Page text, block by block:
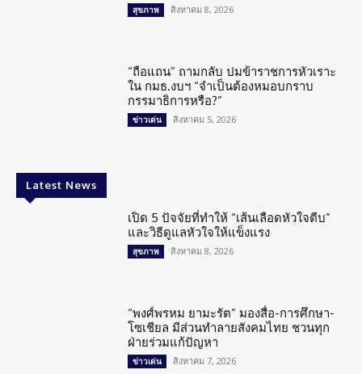
สุขภาพ สิงหาคม 8, 2026
“ถือแถน” ถามกลับ ปมข้าราชการหัวเราะ
ใน กมธ.งบฯ “จำเป็นต้องหมอบกราบ
กรรมาธิการหรือ?”
ข่าวเด่น สิงหาคม 5, 2026
Latest News
เปิด 5 ปัจจัยที่ทำให้ “เส้นเลือดหัวใจตีบ”
และวิธีดูแลหัวใจให้แข็งแรง
สุขภาพ สิงหาคม 8, 2026
“พงศ์พรหม ยามะรัต” มองสื่อ-การศึกษา-
โซเชียล มีส่วนทำลายสังคมไทย ชวนทุก
ฝ่ายร่วมแก้ปัญหา
ข่าวเด่น สิงหาคม 7, 2026